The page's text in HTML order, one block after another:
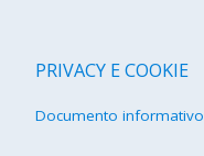
PRIVACY E COOKIE
Documento informativo